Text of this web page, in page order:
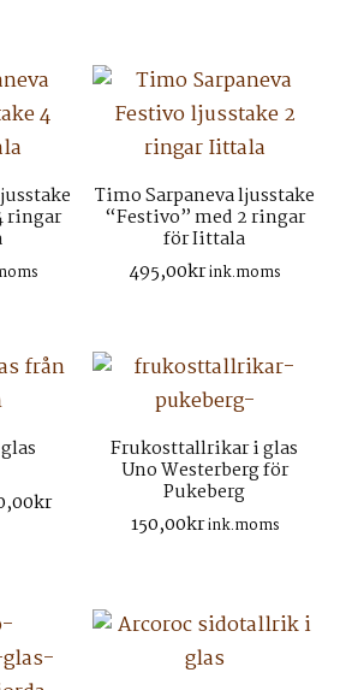
200,00kr.
ringar
Timo Sarpaneva ljusstake
“Festivo” med 2 ringar
för Iittala
495,00krink.moms
kr
nuvarande
250,00kr.
Frukosttallrikar i glas
Uno Westerberg för
Pukeberg
150,00krink.moms